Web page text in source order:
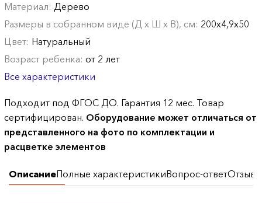
Материал:Дерево
Размеры в собранном виде (Д х Ш х В), см: 200х4,9х50
Цвет: Натуральный
Возраст ребенка:от 2 лет
Все характеристики
Подходит под ФГОС ДО. Гарантия 12 мес. Товар
сертифицирован. Оборудование может отличаться от
представленного на фото по комплектации и
расцветке элементов
ОписаниеПолные характеристикиВопрос-ответОтзывы